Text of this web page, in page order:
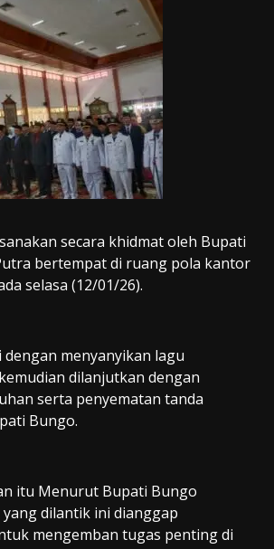
secara khidmat oleh Bupati
bertempat di ruang pola kantor
selasa (12/01/26).
dengan menyanyikan lagu
dilanjutkan dengan
serta penyematan tanda
Bungo.
itu Menurut Bupati Bungo
dilantik ini dianggap
mengemban tugas penting di